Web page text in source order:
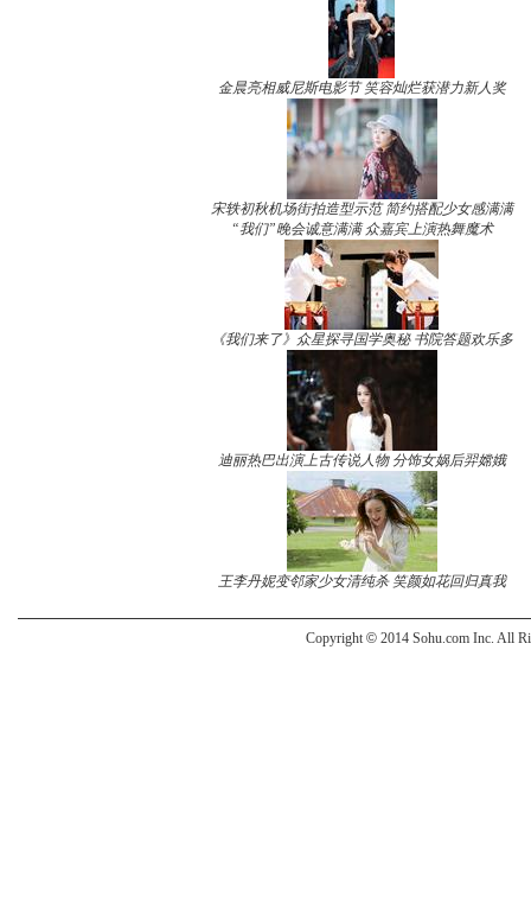
金晨亮相威尼斯电影节 笑容灿烂获潜力新人奖
宋轶初秋机场街拍造型示范 简约搭配少女感满满
“我们”晚会诚意满满 众嘉宾上演热舞魔术
《我们来了》众星探寻国学奥秘 书院答题欢乐多
迪丽热巴出演上古传说人物 分饰女娲后羿嫦娥
王李丹妮变邻家少女清纯杀 笑颜如花回归真我
Copyright © 2014 Sohu.com Inc. All